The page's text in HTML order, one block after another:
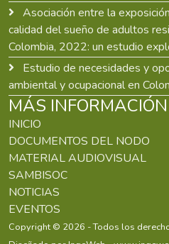
Asociación entre la
calidad del sueño de adultos
Colombia, 2022: un estudio
Estudio de necesidades y
ambiental y ocupacional en
MÁS INFORMACIÓN
INICIO
DOCUMENTOS DEL NODO
MATERIAL AUDIOVISUAL
SAMBISOC
NOTICIAS
EVENTOS
Copyright © 2026 - Todos los